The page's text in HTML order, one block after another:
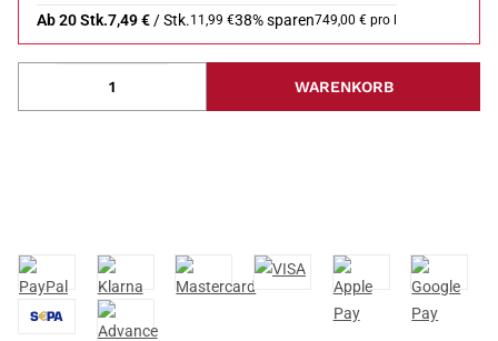
Ab 20 Stk.7,49 € / Stk.11,99 €38% sparen749,00 € pro l
WARENKORB